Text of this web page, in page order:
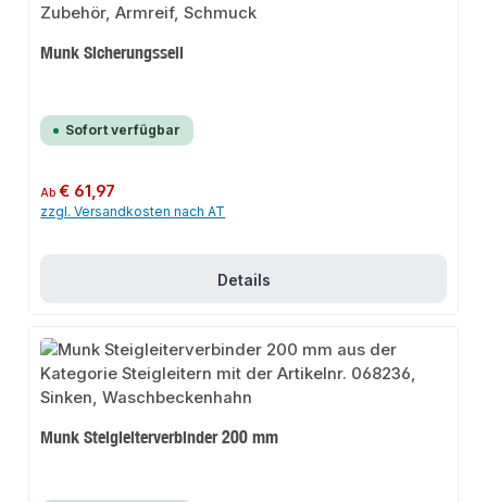
Munk Sicherungsseil
Sofort verfügbar
Regulärer Preis:
Ab€ 61,97
zzgl. Versandkosten nach AT
Details
Munk Steigleiterverbinder 200 mm